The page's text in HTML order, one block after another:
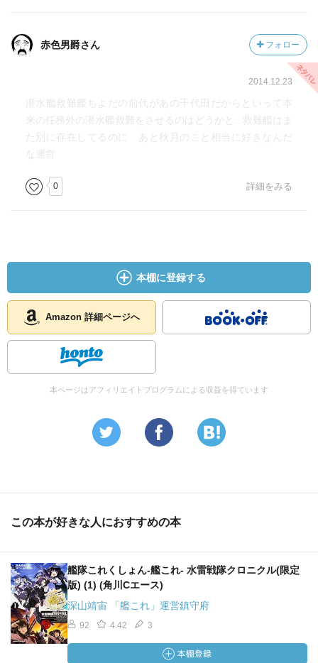
赤色男爵さん フォロー
2014.12.23
潜水艦救難艦ちよだの前代があの千代田だからといって本
来の任務外の潜水艦救難をさせるのはどうかと...救難艦はま
た別に存在してるのに あと秋月のこと相当に好きなんだ
な運営
0 詳細をみる
本棚に登録する
Amazon 詳細ページへ
本ページはアフィリエイトプログラムによる収益を得ています
この本が好きな人におすすめの本
艦隊これくしょん-艦これ- 水雷戦隊クロニクル(限定
版) (1) (角川Cエース)
深山靖宙 「艦これ」運営鎮守府
92 4.42 3